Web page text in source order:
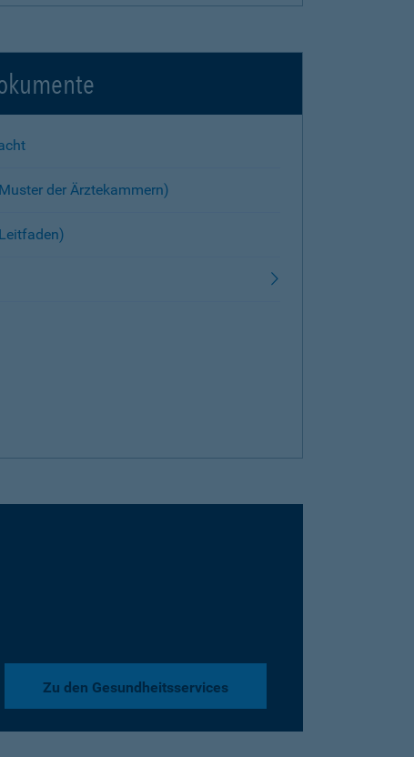
der Ärztekammern)
Zu den Gesundheitsservices